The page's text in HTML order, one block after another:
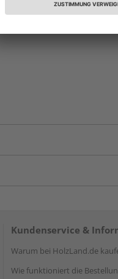
Kundenservice &
Warum bei HolzLand.de
Wie funktioniert die